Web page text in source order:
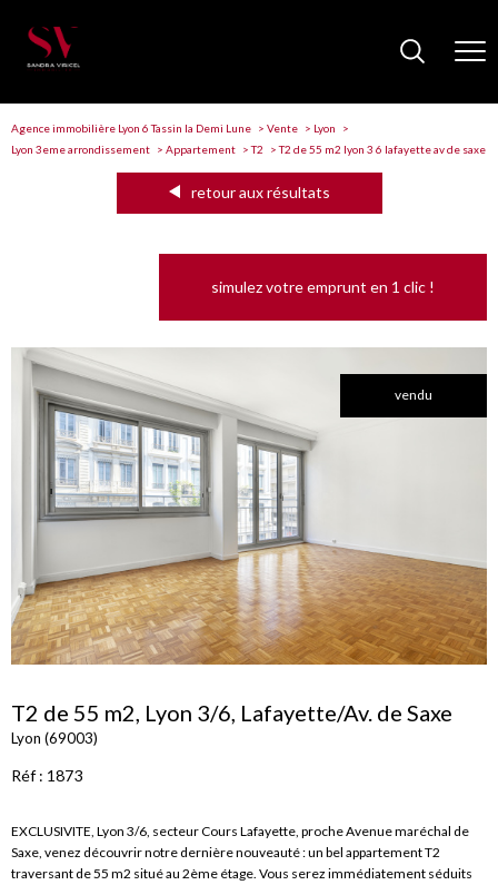
Agence immobilière Lyon 6 Tassin la Demi Lune Vente
Lyon
Lyon 3eme arrondissement
Appartement T2 T2 de 55 m2 lyon 3 6 lafayette av de saxe
retour aux résultats
simulez votre emprunt en 1 clic !
vendu
T2 de 55 m2, Lyon 3/6, Lafayette/Av. de Saxe
Lyon (69003)
Réf : 1873
EXCLUSIVITE, Lyon 3/6, secteur Cours Lafayette, proche Avenue maréchal de
Saxe, venez découvrir notre dernière nouveauté : un bel appartement T2
traversant de 55 m2 situé au 2ème étage. Vous serez immédiatement séduits